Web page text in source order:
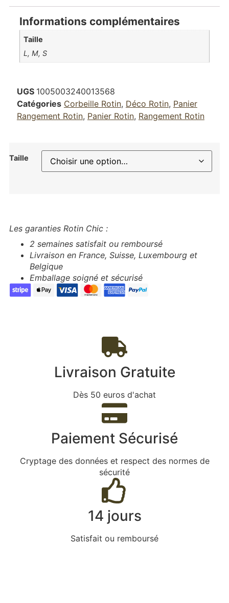
Informations complémentaires
Taille
L, M, S
UGS 1005003240013568
Catégories Corbeille Rotin, Déco Rotin, Panier
Rangement Rotin, Panier Rotin, Rangement Rotin
Taille
Les garanties Rotin Chic :
2 semaines satisfait ou remboursé
Livraison en France, Suisse, Luxembourg et
Belgique
Emballage soigné et sécurisé
Livraison Gratuite
Dès 50 euros d'achat
Paiement Sécurisé
Cryptage des données et respect des normes de
sécurité
14 jours
Satisfait ou remboursé